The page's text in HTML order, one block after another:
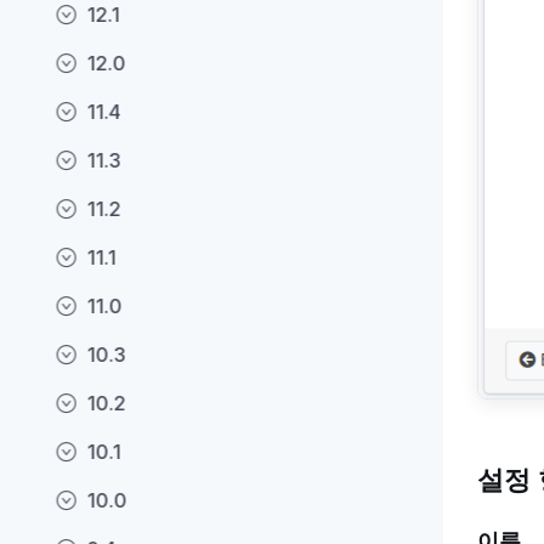
12.1
12.0
11.4
11.3
11.2
11.1
11.0
10.3
10.2
10.1
10.0
설정